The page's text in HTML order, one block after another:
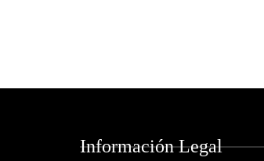
Información Legal